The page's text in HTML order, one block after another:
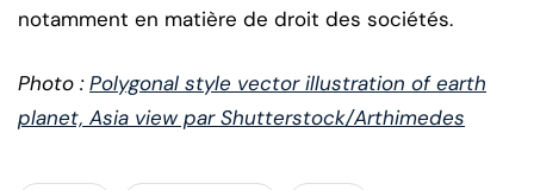
notamment en matière de droit des sociétés.
Photo :Polygonal style vector illustration of earth
planet, Asia view par Shutterstock/Arthimedes